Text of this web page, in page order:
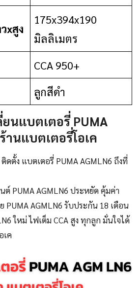
xสูง
175x394x190
มิลลิเมตร
CCA 950+
ลูกสีดำ
นแบตเตอรี่ PUMA
านแบตเตอรี่โอเค
ดตั้ง แบตเตอรี่ PUMA AGMLN6 ถึงที่
ต์ PUMA AGMLN6 ประหยัด คุ้มค่า
PUMA AGMLN6 รับประกัน 18 เดือน
ใหม่ ไฟเต็ม CCA สูง ทุกลูก มั่นใจได้
เค